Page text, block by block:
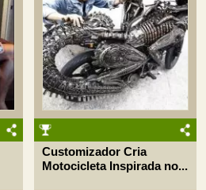
Customizador Cria
Motocicleta Inspirada no...